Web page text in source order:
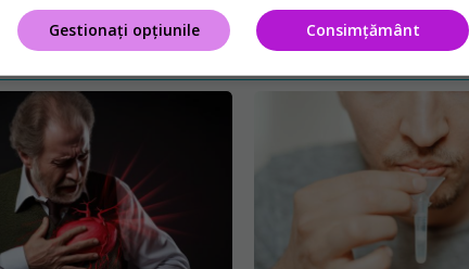
Consimțământ
Gestionați opțiunile